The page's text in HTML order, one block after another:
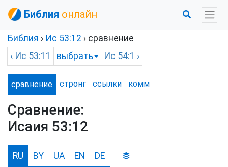
Библия онлайн
Библия › Ис 53:12 › сравнение
‹ Ис 53:11 выбрать Ис 54:1 ›
сравнение стронг ссылки комм
Сравнение:
Исаия 53:12
RU BY UA EN DE